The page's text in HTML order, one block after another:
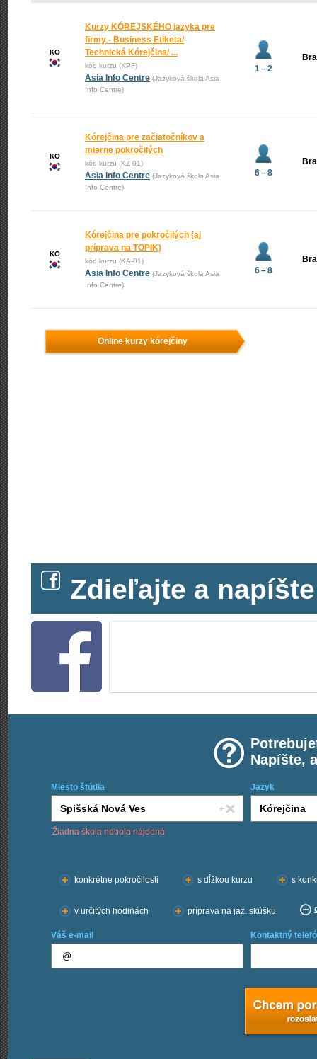
KO
Kurzy KÓREJSKÉHO jazyka pre
firmy - Business Etiketa/
Technická Kórejčina/ ...
kód kurzu (KPF)
Asia Info Centre (Jazyková škola Asia
Info Centre)
1 – 2
KO
Kórejčina pre začiatočníkov a
mierne pokročilých
kód kurzu (KZ-01)
Asia Info Centre (Jazyková škola Asia
Info Centre)
6 – 8
KO
Kórejčina pre pokročilých (aj
príprava na TOPIK)
kód kurzu (KA-01)
Asia Info Centre (Jazyková škola Asia
Info Centre)
6 – 8
Online kurzy kórejčiny
Zdieľajte a
Napíšte,
Miesto štúdia Jazyk
Žiadna škola nebola nájdená
konkrétne pokročilosti
s dĺžkou kurzu s
v určitých hodinách príprava na jaz. skúšku
Váš e-mail Kontaktný